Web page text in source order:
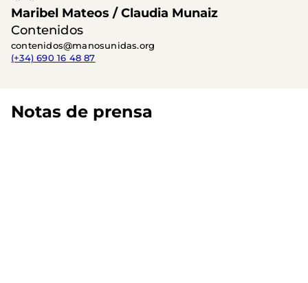
Maribel Mateos / Claudia Munaiz
Contenidos
contenidos@manosunidas.org
(+34) 690 16 48 87
Notas de prensa